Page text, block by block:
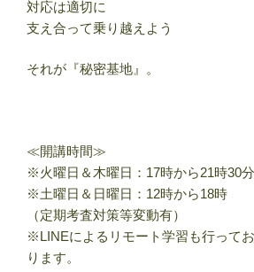
対応は適切に
支え合って乗り越えよう
それが『秘密基地』。
≪開講時間≫
※火曜日＆木曜日：17時から21時30分
※土曜日＆日曜日：12時から18時
（定期考査対策等変動有）
※LINEによるリモート学習も行って
ります。